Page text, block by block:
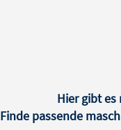
Hier gibt
Finde passende